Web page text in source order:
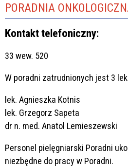
PORADNIA
Kontakt telefoniczny:
33 wew. 520
W poradni zatrudnionych jest 3
lek. Agnieszka Kotnis
lek. Grzegorz Sapeta
dr n. med. Anatol Lemieszewski
Personel pielęgniarski Poradni
niezbędne do pracy w Poradni.